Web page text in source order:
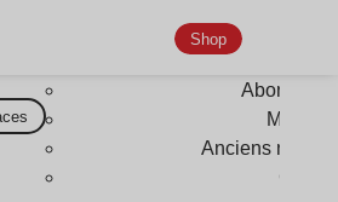
Shop
Anciens